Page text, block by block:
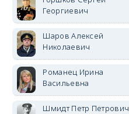
Георгиевич
Шаров Алексей
Николаевич
Романец Ирина
Васильевна
Шмидт Петр Петрович